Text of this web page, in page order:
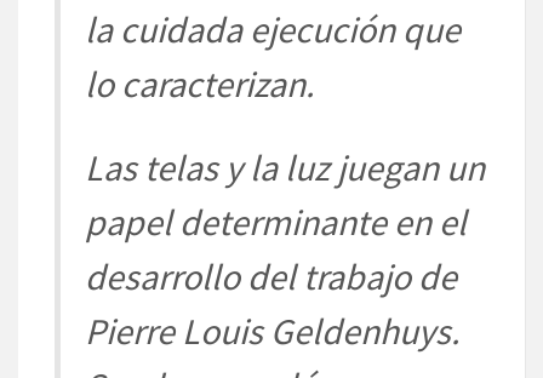
la cuidada ejecución que
lo caracterizan.
Las telas y la luz juegan un
papel determinante en el
desarrollo del trabajo de
Pierre LouisGeldenhuys.